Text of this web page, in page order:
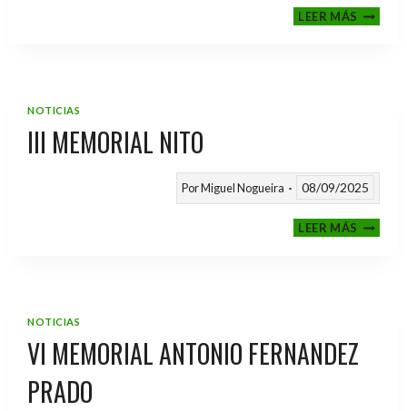
LEER MÁS
NOTICIAS
III MEMORIAL NITO
PorMiguel Nogueira 08/09/2025
LEER MÁSIII
NOTICIAS
VI MEMORIAL ANTONIO FERNANDEZ
PRADO